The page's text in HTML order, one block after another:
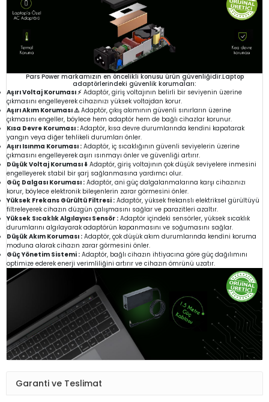
Pars Power markamızın en öncelikli konusu ürün güvenliğidir.Laptop
adaptörlerindeki güvenlik korumaları:
Aşırı Voltaj Koruması ⚡ Adaptör, giriş voltajının belirli bir seviyenin üzerine
çıkmasını engelleyerek cihazınızı yüksek voltajdan korur.
Aşırı Akım Koruması ⚠️Adaptör, çıkış akımının güvenli sınırların üzerine
çıkmasını engeller, böylece hem adaptör hem de bağlı cihazlar korunur.
Kısa Devre Koruması :Adaptör, kısa devre durumlarında kendini kapatarak
yangın veya diğer tehlikeli durumları önler.
Aşırı Isınma Koruması : Adaptör, iç sıcaklığının güvenli seviyelerin üzerine
çıkmasını engelleyerek aşırı ısınmayı önler ve güvenliği artırır.
Düşük Voltaj Koruması ⬇️ Adaptör, giriş voltajının çok düşük seviyelere inmesini
engelleyerek stabil bir şarj sağlanmasına yardımcı olur.
Güç Dalgası Koruması : Adaptör, ani güç dalgalanmalarına karşı cihazınızı
korur, böylece elektronik bileşenlerin zarar görmesini önler.
Yüksek Frekans Gürültü Filtresi : Adaptör, yüksek frekanslı elektriksel gürültüyü
filtreleyerek cihazın düzgün çalışmasını sağlar ve parazitleri azaltır.
Yüksek Sıcaklık Algılayıcı Sensör : Adaptör içindeki sensörler, yüksek sıcaklık
durumlarını algılayarak adaptörün kapanmasını ve soğumasını sağlar.
Düşük Akım Koruması : Adaptör, çok düşük akım durumlarında kendini koruma
moduna alarak cihazın zarar görmesini önler.
Güç Yönetim Sistemi : Adaptör, bağlı cihazın ihtiyacına göre güç dağılımını
optimize ederek enerji verimliliğini artırır ve cihazın ömrünü uzatır.
Garanti ve Teslimat